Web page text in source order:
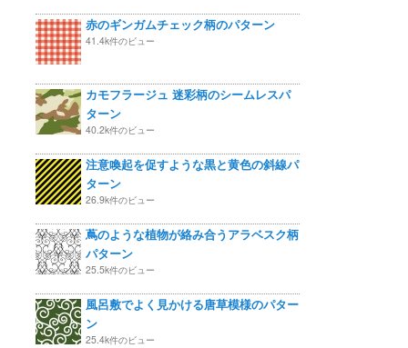
赤のギンガムチェック柄のパターン
41.4k件のビュー
カモフラージュ 迷彩柄のシームレスパ
ターン
40.2k件のビュー
注意喚起を促すような黒と黄色の斜線パ
ターン
26.9k件のビュー
蔦のような植物が絡み合うアラベスク柄
パターン
25.5k件のビュー
風呂敷でよく見かける唐草模様のパター
ン
25.4k件のビュー